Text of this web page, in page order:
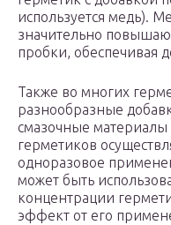
используется медь).
значительно
пробки, обеспечивая
Также во многих
разнообразные
смазочные материалы
герметиков
одноразовое
может быть
концентрации
эффект от его